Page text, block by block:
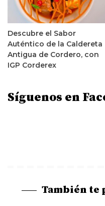
Descubre el Sabor
Auténtico de la Caldereta
Antigua de Cordero, con
IGP Corderex
Síguenos en
También te